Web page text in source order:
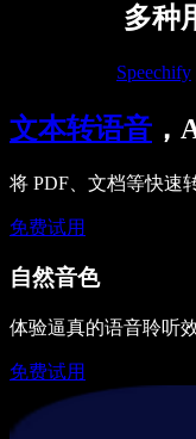
多种
Speechify
文本转语音
将 PDF、文档等快速
免费试用
自然音色
体验逼真的语音聆听
免费试用